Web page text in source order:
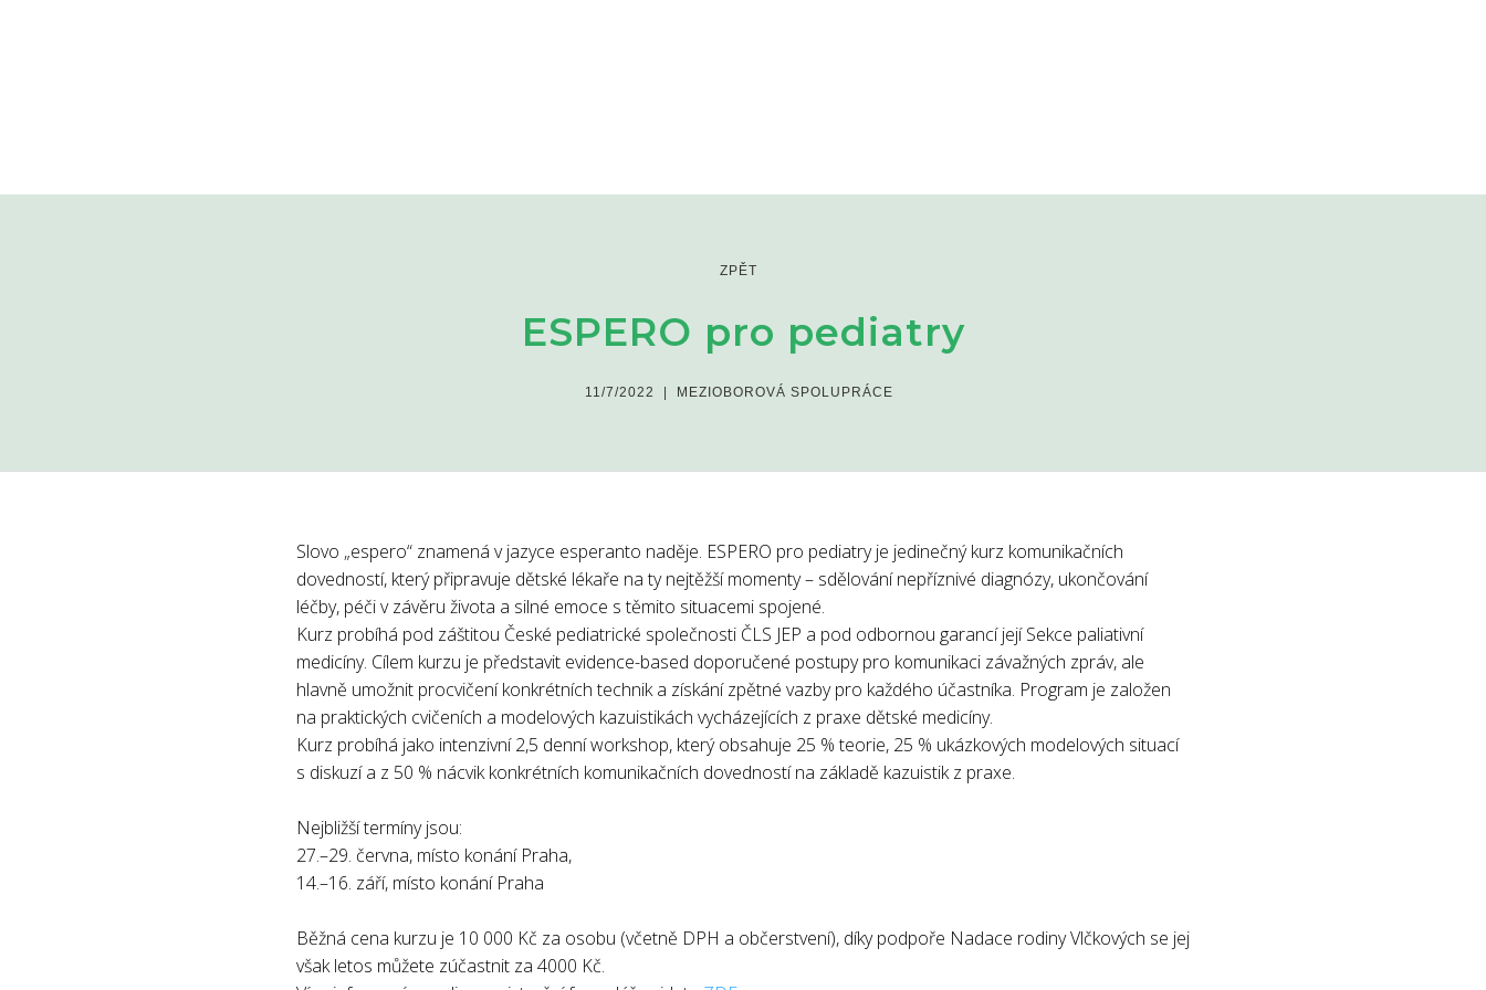
ZPĚT
ESPERO pro pediatry
11/7/2022 | MEZIOBOROVÁ SPOLUPRÁCE
Slovo „espero“ znamená v jazyce esperanto naděje. ESPERO pro pediatry je jedinečný kurz komunikačních
dovedností, který připravuje dětské lékaře na ty nejtěžší momenty – sdělování nepříznivé diagnózy, ukončování
léčby, péči v závěru života a silné emoce s těmito situacemi spojené.
Kurz probíhá pod záštitou České pediatrické společnosti ČLS JEP a pod odbornou garancí její Sekce paliativní
medicíny. Cílem kurzu je představit evidence-based doporučené postupy pro komunikaci závažných zpráv, ale
hlavně umožnit procvičení konkrétních technik a získání zpětné vazby pro každého účastníka. Program je založen
na praktických cvičeních a modelových kazuistikách vycházejících z praxe dětské medicíny.
Kurz probíhá jako intenzivní 2,5 denní workshop, který obsahuje 25 % teorie, 25 % ukázkových modelových situací
s diskuzí a z 50 % nácvik konkrétních komunikačních dovedností na základě kazuistik z praxe.
Nejbližší termíny jsou:
27.–29. června, místo konání Praha,
14.–16. září, místo konání Praha
Běžná cena kurzu je 10 000 Kč za osobu (včetně DPH a občerstvení), díky podpoře Nadace rodiny Vlčkových se jej
však letos můžete zúčastnit za 4000 Kč.